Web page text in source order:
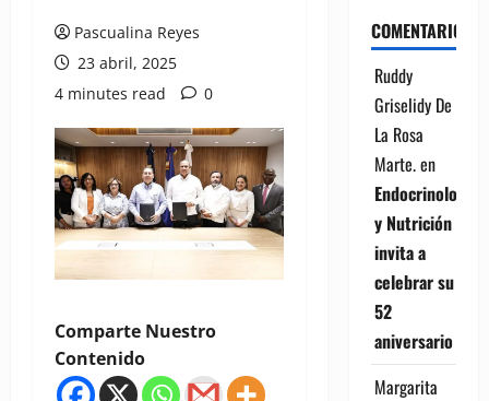
Pascualina Reyes
23 abril, 2025
4 minutes read
0
Comparte Nuestro
Contenido
COMENTARIOS
Ruddy
Griselidy De
La Rosa
Marte.en
Endocrinología
y Nutrición
invita a
celebrar su
52
aniversario
Margarita